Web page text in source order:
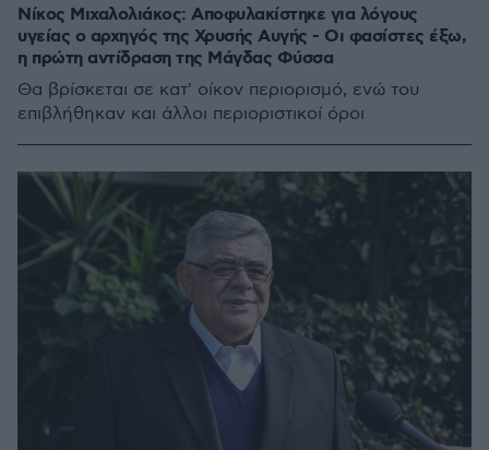
Νίκος Μιχαλολιάκος: Αποφυλακίστηκε για λόγους
υγείας ο αρχηγός της Χρυσής Αυγής - Οι φασίστες έξω,
η πρώτη αντίδραση της Μάγδας Φύσσα
Θα βρίσκεται σε κατ' οίκον περιορισμό, ενώ του
επιβλήθηκαν και άλλοι περιοριστικοί όροι